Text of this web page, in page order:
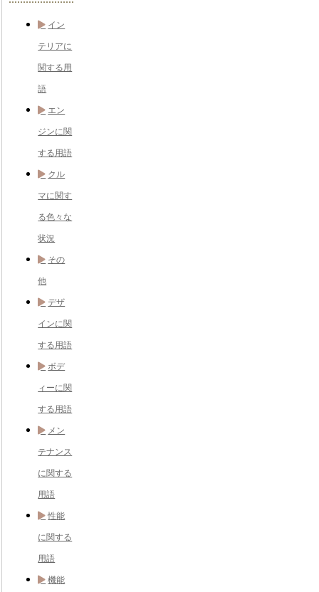
イン
テリアに
関する用
語
エン
ジンに関
する用語
クル
マに関す
る色々な
状況
その
他
デザ
インに関
する用語
ボデ
ィーに関
する用語
メン
テナンス
に関する
用語
性能
に関する
用語
機能